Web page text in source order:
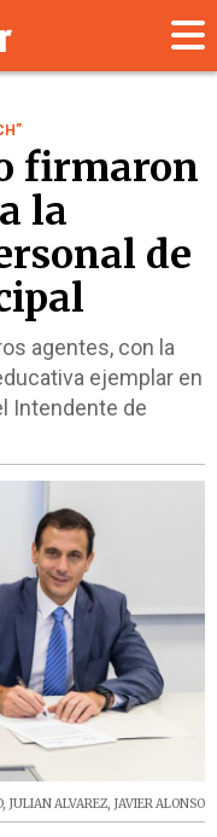
firmaron
la
de
agentes, con la
ejemplar en
Intendente de
, JULIAN ALVAREZ, JAVIER ALONSO